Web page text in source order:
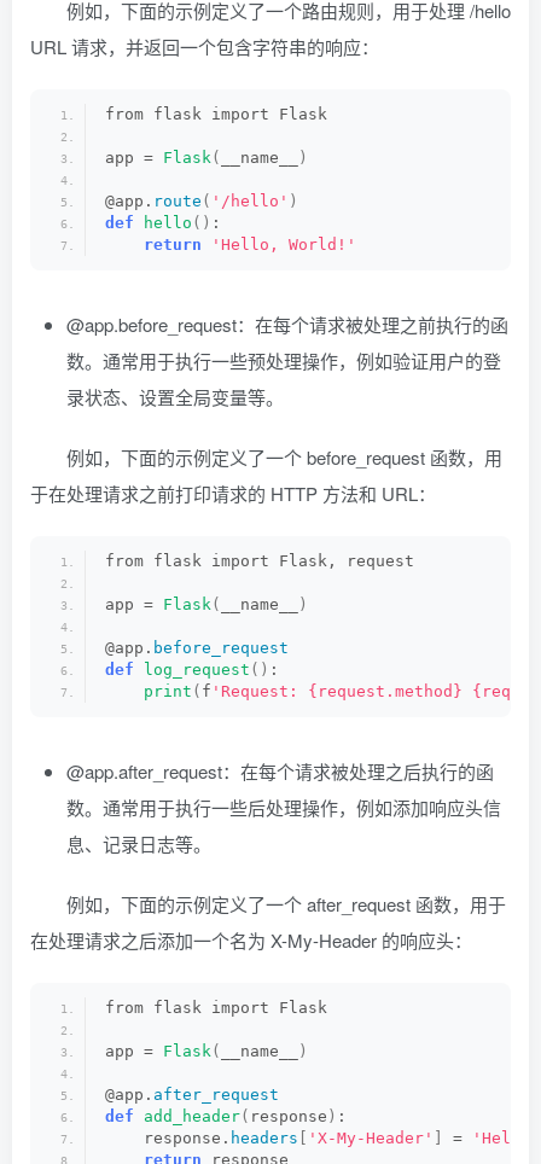
例如，下面的示例定义了一个路由规则，用于处理 /hello
URL 请求，并返回一个包含字符串的响应：
from flask import Flask
app = Flask( __name__ )
@app. route ( '/hello' )
def
hello () :
return
'Hello, World!'
@app.before_request：在每个请求被处理之前执行的函
数。通常用于执行一些预处理操作，例如验证用户的登
录状态、设置全局变量等。
例如，下面的示例定义了一个 before_request 函数，用
于在处理请求之前打印请求的 HTTP 方法和 URL：
from flask import Flask, request
app = Flask( __name__ )
@app. before_request
def
log_request () :
print ( f 'Request: {request.method}
@app.after_request：在每个请求被处理之后执行的函
数。通常用于执行一些后处理操作，例如添加响应头信
息、记录日志等。
例如，下面的示例定义了一个 after_request 函数，用于
在处理请求之后添加一个名为 X-My-Header 的响应头：
from flask import Flask
app = Flask( __name__ )
@app. after_request
def
add_header( response ) :
    response.
headers 'X-My-Header' =
return response